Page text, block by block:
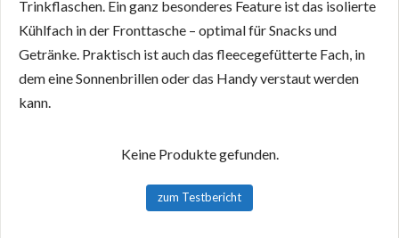
Trinkflaschen. Ein ganz besonderes Feature ist das isolierte
Kühlfach in der Fronttasche – optimal für Snacks und
Getränke. Praktisch ist auch das fleecegefütterte Fach, in
dem eine Sonnenbrillen oder das Handy verstaut werden
kann.
Keine Produkte gefunden.
zum Testbericht